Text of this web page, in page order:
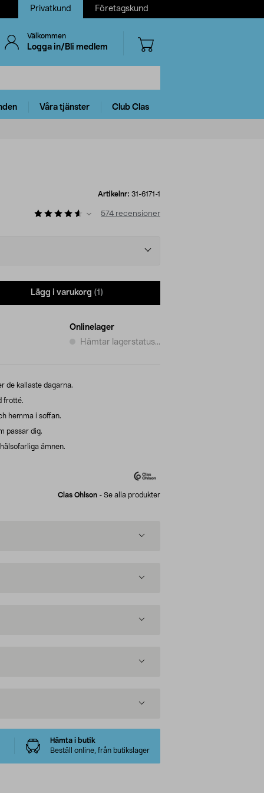
Privatkund Företagskund
Välkommen
Logga in/Bli medlem
Våra tjänster Club Clas
Artikelnr: 31-6171-1
574 recensioner
Lägg i varukorg (1)
Onlinelager
Hämtar lagerstatus...
de kallaste dagarna.
frotté.
hemma i soffan.
passar dig.
ämnen.
Clas Ohlson - Se alla produkter
Hämta i butik
Beställ online, från butikslager